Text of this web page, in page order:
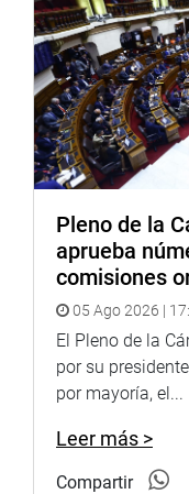
Pleno de la
aprueba
comisiones
05 Ago 2026 |
El Pleno de la
por su
por mayoría, el...
Leer más >
Compartir